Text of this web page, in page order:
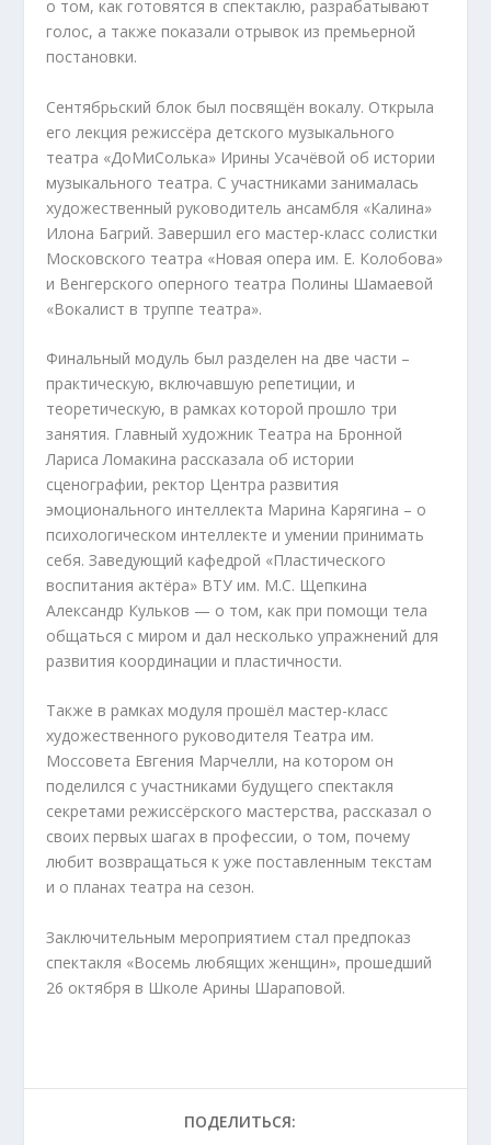
о том, как готовятся в спектаклю, разрабатывают
голос, а также показали отрывок из премьерной
постановки.
Сентябрьский блок был посвящён вокалу. Открыла
его лекция режиссёра детского музыкального
театра «ДоМиСолька» Ирины Усачёвой об истории
музыкального театра. С участниками занималась
художественный руководитель ансамбля «Калина»
Илона Багрий. Завершил его мастер-класс солистки
Московского театра «Новая опера им. Е. Колобова»
и Венгерского оперного театра Полины Шамаевой
«Вокалист в труппе театра».
Финальный модуль был разделен на две части –
практическую, включавшую репетиции, и
теоретическую, в рамках которой прошло три
занятия. Главный художник Театра на Бронной
Лариса Ломакина рассказала об истории
сценографии, ректор Центра развития
эмоционального интеллекта Марина Карягина – о
психологическом интеллекте и умении принимать
себя. Заведующий кафедрой «Пластического
воспитания актёра» ВТУ им. М.С. Щепкина
Александр Кульков — о том, как при помощи тела
общаться с миром и дал несколько упражнений для
развития координации и пластичности.
Также в рамках модуля прошёл мастер-класс
художественного руководителя Театра им.
Моссовета Евгения Марчелли, на котором он
поделился с участниками будущего спектакля
секретами режиссёрского мастерства, рассказал о
своих первых шагах в профессии, о том, почему
любит возвращаться к уже поставленным текстам
и о планах театра на сезон.
Заключительным мероприятием стал предпоказ
спектакля «Восемь любящих женщин», прошедший
26 октября в Школе Арины Шараповой.
ПОДЕЛИТЬСЯ: